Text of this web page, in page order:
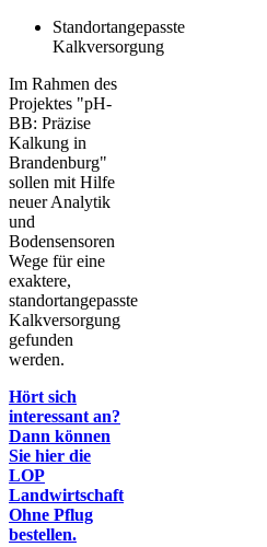
Standortangepasste
Kalkversorgung
Im Rahmen des
Projektes "pH-
BB: Präzise
Kalkung in
Brandenburg"
sollen mit Hilfe
neuer Analytik
und
Bodensensoren
Wege für eine
exaktere,
standortangepasste
Kalkversorgung
gefunden
werden.
Hört sich
interessant an?
Dann können
Sie hier die
LOP
Landwirtschaft
Ohne Pflug
bestellen.